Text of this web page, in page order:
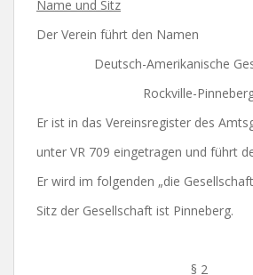
Name und Sitz
Der Verein führt den Namen
Deutsch-Amerikanische
Rockville-
Er ist in das Vereinsregister des
unter VR 709 eingetragen und führt
Er wird im folgenden „die
Sitz der Gesellschaft ist Pinneberg.
§ 2